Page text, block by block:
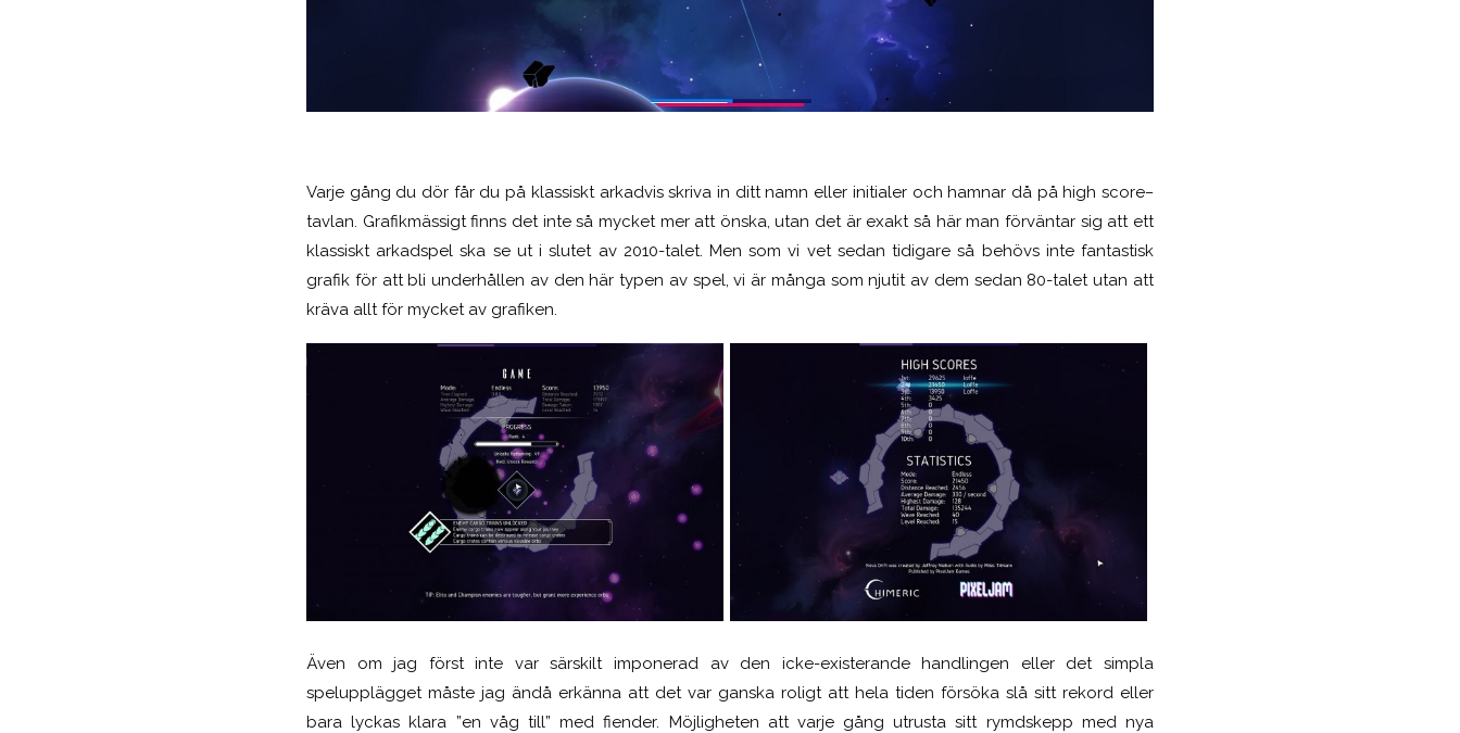
Varje gång du dör får du på klassiskt arkadvis skriva in ditt namn eller initialer och hamnar då påhigh score–
tavlan. Grafikmässigt finns det inte så mycket mer att önska, utan det är exakt så här man förväntar sig att ett
klassiskt arkadspel ska se ut i slutet av 2010-talet. Men som vi vet sedan tidigare så behövs inte fantastisk
grafik för att bli underhållen av den här typen av spel, vi är många som njutit av dem sedan 80-talet utan att
kräva allt för mycket av grafiken.
Även om jag först inte var särskilt imponerad av den icke-existerande handlingen eller det simpla
spelupplägget måste jag ändå erkänna att det var ganska roligt att hela tiden försöka slå sitt rekord eller
bara lyckas klara ”en våg till” med fiender. Möjligheten att varje gång utrusta sitt rymdskepp med nya